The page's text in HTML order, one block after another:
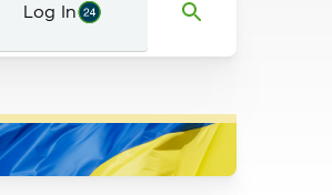
Log In